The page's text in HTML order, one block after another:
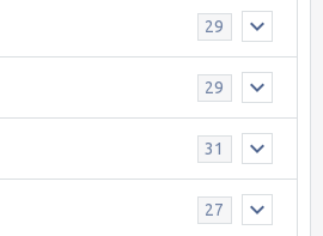
29
29
31
27